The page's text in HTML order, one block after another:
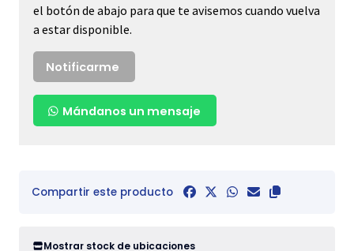
el botón de abajo para que te avisemos cuando vuelva
a estar disponible.
Notificarme
Mándanos un mensaje
Compartir este producto
Mostrar stock de ubicaciones